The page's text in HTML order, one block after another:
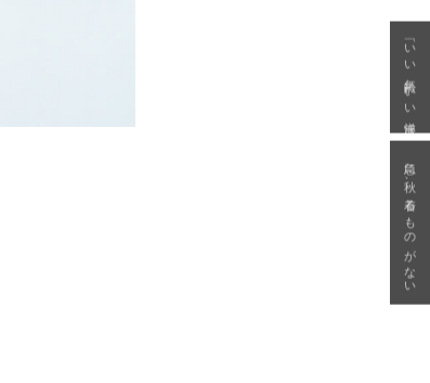
「いい年齢 いい洋服」
急に秋、着るものがない